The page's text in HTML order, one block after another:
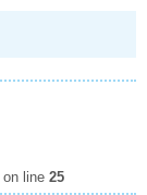
on line 25